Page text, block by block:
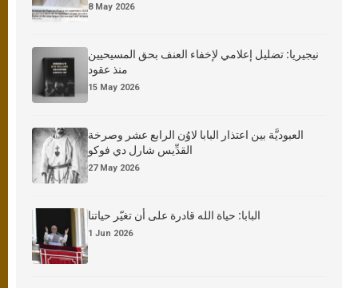
8 May 2026
نيجيريا: تضليل إعلامي لإخفاء العنف بحق المسيحيين
منذ عقود
15 May 2026
العبوديَّة بين اعتذار البابا لاوُن الرابع عشر وصرخة
القدِّيس شارل دي فوكو
27 May 2026
البابا: حياة الله قادرة على أن تغيّر حياتنا
1 Jun 2026